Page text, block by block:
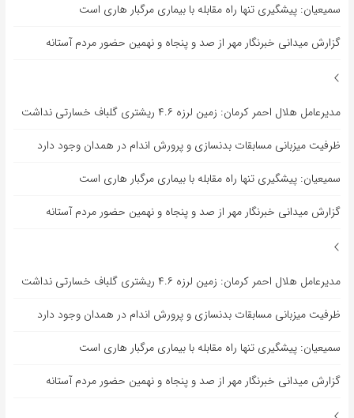
سمیعیان: پیشگیری تنها راه مقابله با بیماری مرگبار هاری است
گزارش میدانی خبرنگار مهر از صد و پنجاه و نهمین حضور مردم آستانه
مدیرعامل هلال احمر کرمان: زمین لرزه ۴.۶ ریشتری گلباف خسارتی نداشت
ظرفیت میزبانی مسابقات بدنسازی و پرورش اندام در همدان وجود دارد
سمیعیان: پیشگیری تنها راه مقابله با بیماری مرگبار هاری است
گزارش میدانی خبرنگار مهر از صد و پنجاه و نهمین حضور مردم آستانه
مدیرعامل هلال احمر کرمان: زمین لرزه ۴.۶ ریشتری گلباف خسارتی نداشت
ظرفیت میزبانی مسابقات بدنسازی و پرورش اندام در همدان وجود دارد
سمیعیان: پیشگیری تنها راه مقابله با بیماری مرگبار هاری است
گزارش میدانی خبرنگار مهر از صد و پنجاه و نهمین حضور مردم آستانه